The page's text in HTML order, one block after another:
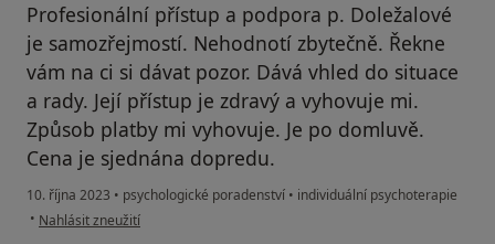
Profesionální přístup a podpora p. Doležalové
je samozřejmostí. Nehodnotí zbytečně. Řekne
vám na ci si dávat pozor. Dává vhled do situace
a rady. Její přístup je zdravý a vyhovuje mi.
Způsob platby mi vyhovuje. Je po domluvě.
Cena je sjednána dopredu.
10. října 2023 • psychologické poradenství • individuální psychoterapie
• podle názoru uživatele J.
Nahlásit zneužití